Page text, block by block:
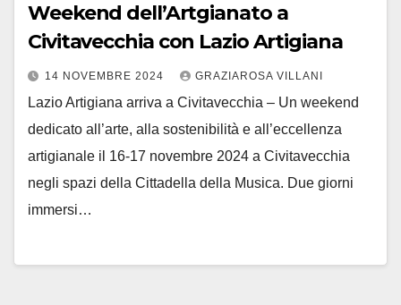
Weekend dell’Artgianato a
Civitavecchia con Lazio Artigiana
14 NOVEMBRE 2024 GRAZIAROSA VILLANI
Lazio Artigiana arriva a Civitavecchia – Un weekend
dedicato all’arte, alla sostenibilità e all’eccellenza
artigianale il 16-17 novembre 2024 a Civitavecchia
negli spazi della Cittadella della Musica. Due giorni
immersi…